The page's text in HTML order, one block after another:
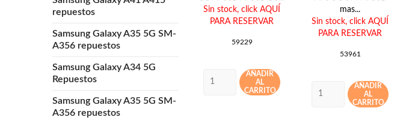
repuestos
Samsung Galaxy A35 5G SM-
A356 repuestos
Samsung Galaxy A34 5G
Repuestos
Samsung Galaxy A35 5G SM-
A356 repuestos
Sin stock, click AQUÍ
PARA RESERVAR
59229
AÑADIR
AL
CARRITO
mas...
Sin stock, click AQUÍ
PARA RESERVAR
53961
AÑADIR
AL
CARRITO